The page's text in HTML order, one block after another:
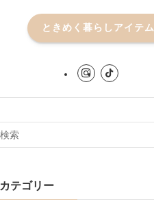
ときめく暮らしアイテム
カテゴリー